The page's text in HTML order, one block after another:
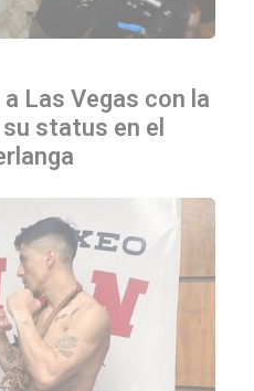
Las Vegas con la
status en el